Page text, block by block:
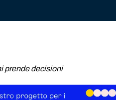
prende decisioni